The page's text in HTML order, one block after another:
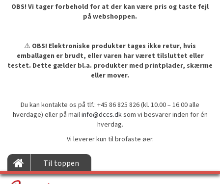
OBS! Vi tager forbehold for at der kan være pris og taste fejl
på webshoppen.
⚠️ OBS! Elektroniske produkter tages ikke retur, hvis
emballagen er brudt, eller varen har været tilsluttet eller
testet. Dette gælder bl.a. produkter med printplader, skærme
eller mover.
Du kan kontakte os på tlf.: +45 86 825 826 (kl. 10.00 – 16.00 alle
hverdage) eller på mailinfo@dccs.dksom vi besvarer inden for én
hverdag.
Vi leverer kun til brofaste øer.
Til toppen